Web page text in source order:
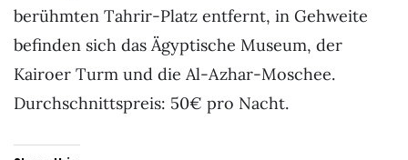
berühmten Tahrir-Platz entfernt, in Gehweite
befinden sich das Ägyptische Museum, der
Kairoer Turm und die Al-Azhar-Moschee.
Durchschnittspreis: 50€ pro Nacht.